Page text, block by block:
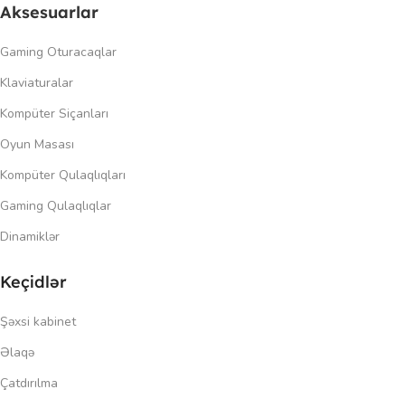
Aksesuarlar
Gaming Oturacaqlar
Klaviaturalar
Kompüter Siçanları
Oyun Masası
Kompüter Qulaqlıqları
Gaming Qulaqlıqlar
Dinamiklər
Keçidlər
Şəxsi kabinet
Əlaqə
Çatdırılma